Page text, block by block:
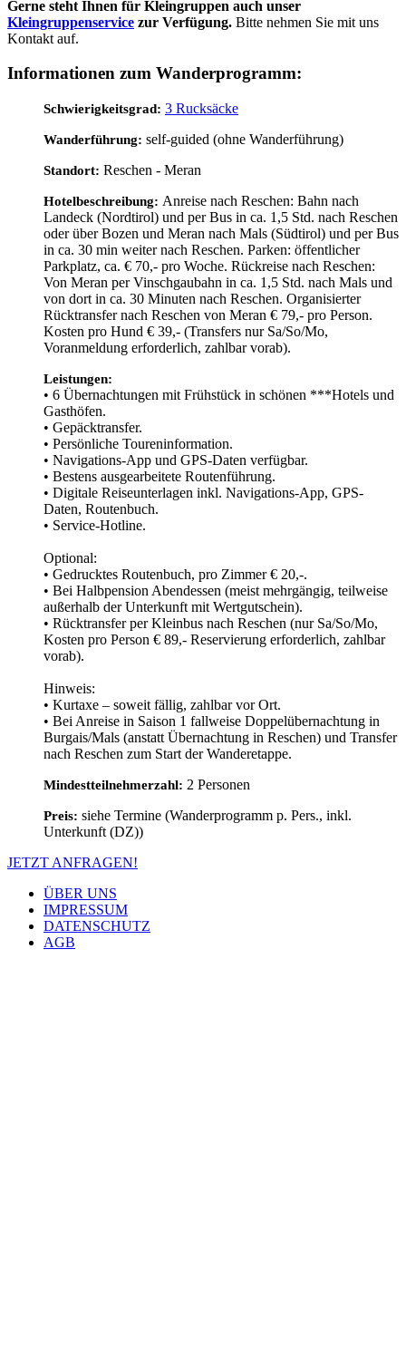
Gerne steht Ihnen für Kleingruppen auch unser
Kleingruppenservice zur Verfügung. Bitte nehmen Sie mit uns
Kontakt auf.
Informationen zum Wanderprogramm:
Schwierigkeitsgrad: 3 Rucksäcke
Wanderführung: self-guided (ohne Wanderführung)
Standort: Reschen - Meran
Hotelbeschreibung: Anreise nach Reschen: Bahn nach
Landeck (Nordtirol) und per Bus in ca. 1,5 Std. nach Reschen
oder über Bozen und Meran nach Mals (Südtirol) und per Bus
in ca. 30 min weiter nach Reschen. Parken: öffentlicher
Parkplatz, ca. € 70,- pro Woche. Rückreise nach Reschen:
Von Meran per Vinschgaubahn in ca. 1,5 Std. nach Mals und
von dort in ca. 30 Minuten nach Reschen. Organisierter
Rücktransfer nach Reschen von Meran € 79,- pro Person.
Kosten pro Hund € 39,- (Transfers nur Sa/So/Mo,
Voranmeldung erforderlich, zahlbar vorab).
Leistungen:
• 6 Übernachtungen mit Frühstück in schönen ***Hotels und
Gasthöfen.
• Gepäcktransfer.
• Persönliche Toureninformation.
• Navigations-App und GPS-Daten verfügbar.
• Bestens ausgearbeitete Routenführung.
• Digitale Reiseunterlagen inkl. Navigations-App, GPS-
Daten, Routenbuch.
• Service-Hotline.
Optional:
• Gedrucktes Routenbuch, pro Zimmer € 20,-.
• Bei Halbpension Abendessen (meist mehrgängig, teilweise
außerhalb der Unterkunft mit Wertgutschein).
• Rücktransfer per Kleinbus nach Reschen (nur Sa/So/Mo,
Kosten pro Person € 89,- Reservierung erforderlich, zahlbar
vorab).
Hinweis:
• Kurtaxe – soweit fällig, zahlbar vor Ort.
• Bei Anreise in Saison 1 fallweise Doppelübernachtung in
Burgais/Mals (anstatt Übernachtung in Reschen) und Transfer
nach Reschen zum Start der Wanderetappe.
Mindestteilnehmerzahl: 2 Personen
Preis: siehe Termine (Wanderprogramm p. Pers., inkl.
Unterkunft (DZ))
JETZT ANFRAGEN!
ÜBER UNS
IMPRESSUM
DATENSCHUTZ
AGB